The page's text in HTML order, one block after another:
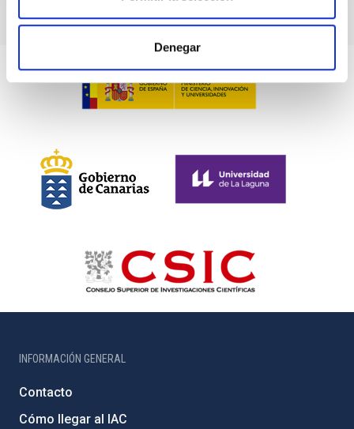
Denegar
INFORMACIÓN GENERAL
Contacto
Cómo llegar al IAC